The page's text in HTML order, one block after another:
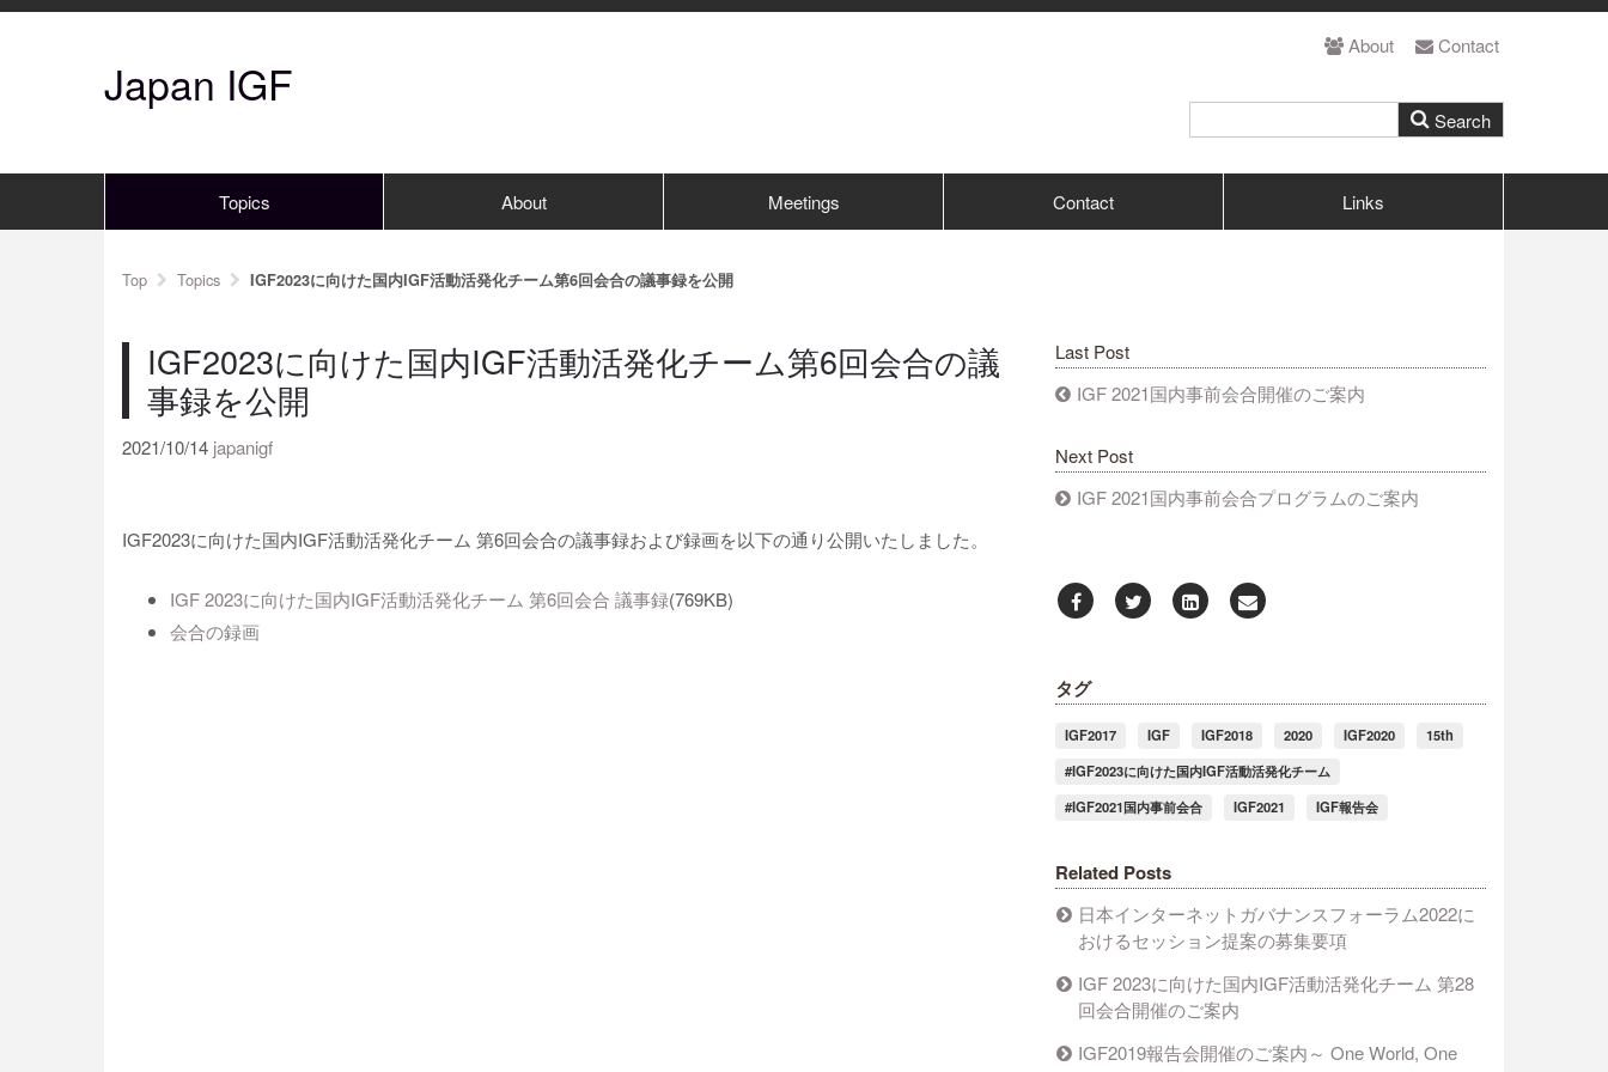
Japan IGF
About Contact
Topics About Meetings Contact Links
Top Topics IGF2023に向けた国内IGF活動活発化チーム第6回会合の議事録を公開
IGF2023に向けた国内IGF活動活発化チーム第6回会合の議
事録を公開
2021/10/14 japanigf
IGF2023に向けた国内IGF活動活発化チーム 第6回会合の議事録および録画を以下の通り公開いたしました。
IGF 2023に向けた国内IGF活動活発化チーム 第6回会合 議事録(769KB)
会合の録画
Last Post
IGF 2021国内事前会合開催のご案内
Next Post
IGF 2021国内事前会合プログラムのご案内
タグ
IGF2017 IGF IGF2018 2020 IGF2020
15th
#IGF2023に向けた国内IGF活動活発化チーム
#IGF2021国内事前会合
IGF2021 IGF報告会
Related Posts
日本インターネットガバナンスフォーラム2022に
おけるセッション提案の募集要項
IGF 2023に向けた国内IGF活動活発化チーム 第28
回会合開催のご案内
IGF2019報告会開催のご案内～ One World, One